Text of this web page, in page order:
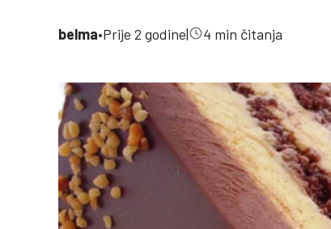
belma•Prije 2 godine| 4 min čitanja